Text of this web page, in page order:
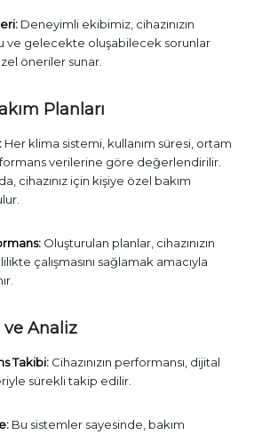
Deneyimli ekibimiz, cihazınızın
ve gelecekte oluşabilecek sorunlar
öneriler sunar.
Planları
Her klima sistemi, kullanım süresi, ortam
verilerine göre değerlendirilir.
cihazınız için kişiye özel bakım
Oluşturulan planlar, cihazınızın
çalışmasını sağlamak amacıyla
Analiz
Takibi:Cihazınızın performansı, dijital
sürekli takip edilir.
Bu sistemler sayesinde, bakım